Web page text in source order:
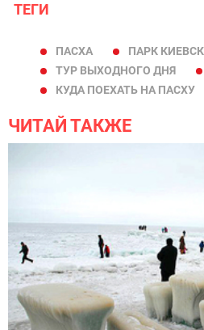
ТЕГИ
ПАСХА
ПАРК
ТУР ВЫХОДНОГО ДНЯ
КУДА ПОЕХАТЬ НА ПАСХУ
ЧИТАЙ ТАКЖЕ